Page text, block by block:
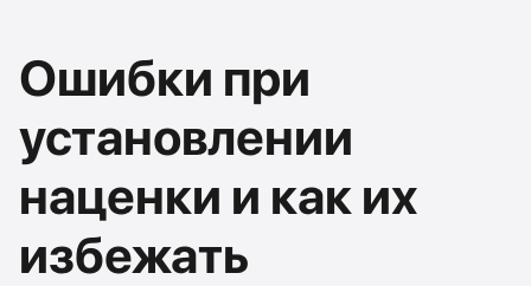
Ошибки при
установлении
наценки и как их
избежать